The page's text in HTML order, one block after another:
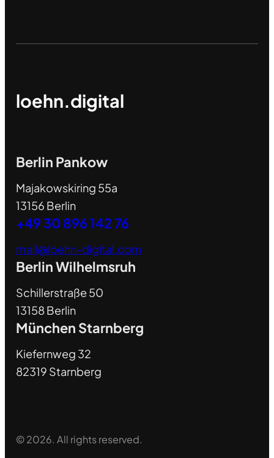
loehn.digital
Berlin Pankow
Majakowskiring 55a
13156 Berlin
+49 30 896 142 76
mail@loehn-digital.com
Berlin Wilhelmsruh
Schillerstraße 50
13158 Berlin
München Starnberg
Kiefernweg 32
82319 Starnberg
© 2026. All rights reserved.